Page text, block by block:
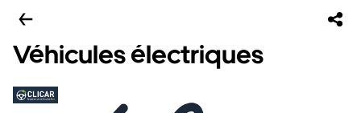
Véhicules électriques